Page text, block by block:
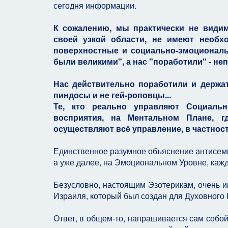
сегодня информации.
К сожалению, мы практически не
своей узкой области, не имеют
поверхностные и социально-
были великими", а нас "поработили" -
Нас действительно поработили и
пиндосы и не гей-роповцы...
Те, кто реально управляют
восприятия, на Ментальном
осуществляют всё управление, в
Единственное разумное объяснение
а уже далее, на Эмоциональном Уровне,
Безусловно, настоящим Эзотерикам, очень
Израиля, который был создан для Духовного
Ответ, в общем-то, напрашивается сам